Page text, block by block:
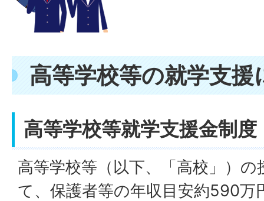
高等学校等の就学支援
高等学校等就学支援金制度
高等学校等（以下、「高校」）
て、保護者等の年収目安約590万